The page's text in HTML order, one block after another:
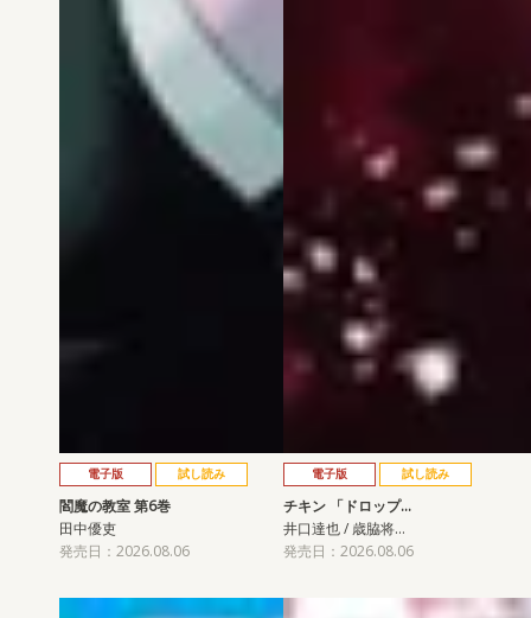
電子版 試し読み
閻魔の教室 第6巻
田中優吏
発売日：2026.08.06
電子版 試し読み
チキン 「ドロップ…
井口達也 / 歳脇将…
発売日：2026.08.06